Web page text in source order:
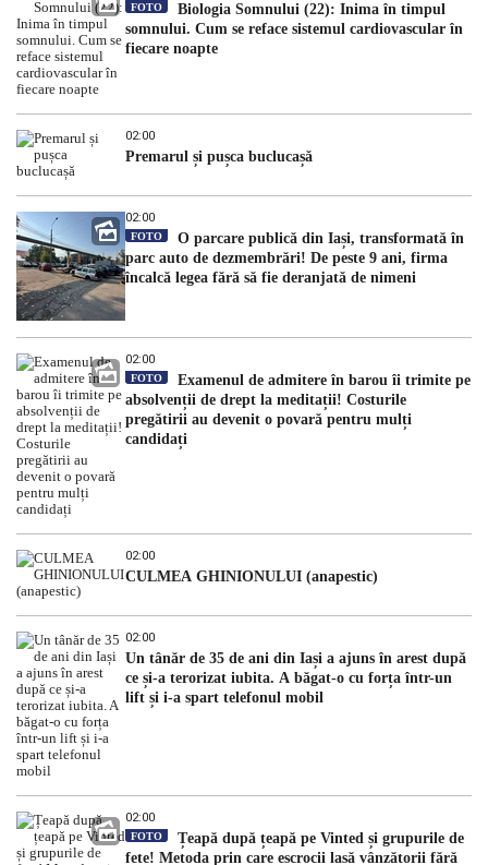
FOTO
Biologia Somnului (22): Inima în timpul
somnului. Cum se reface sistemul cardiovascular în
fiecare noapte
02:00
Premarul și pușca buclucașă
02:00
FOTO
O parcare publică din Iași, transformată în
parc auto de dezmembrări! De peste 9 ani, firma
încalcă legea fără să fie deranjată de nimeni
02:00
FOTO
Examenul de admitere în barou îi trimite pe
absolvenții de drept la meditații! Costurile
pregătirii au devenit o povară pentru mulți
candidați
02:00
CULMEA GHINIONULUI (anapestic)
02:00
Un tânăr de 35 de ani din Iași a ajuns în arest după
ce și-a terorizat iubita. A băgat-o cu forța într-un
lift și i-a spart telefonul mobil
02:00
FOTO
Țeapă după țeapă pe Vinted și grupurile de
fete! Metoda prin care escrocii lasă vânzătorii fără